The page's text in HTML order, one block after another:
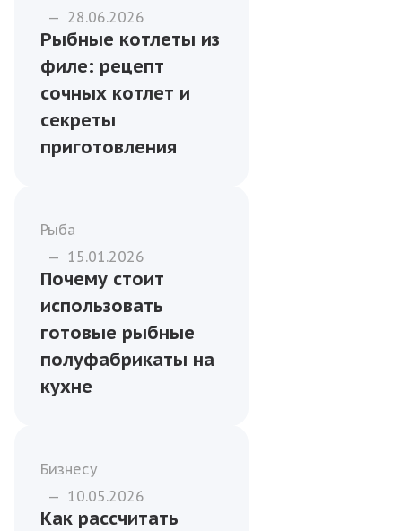
— 28.06.2026
Рыбные котлеты из
филе: рецепт
сочных котлет и
секреты
приготовления
Рыба
— 15.01.2026
Почему стоит
использовать
готовые рыбные
полуфабрикаты на
кухне
Бизнесу
— 10.05.2026
Как рассчитать